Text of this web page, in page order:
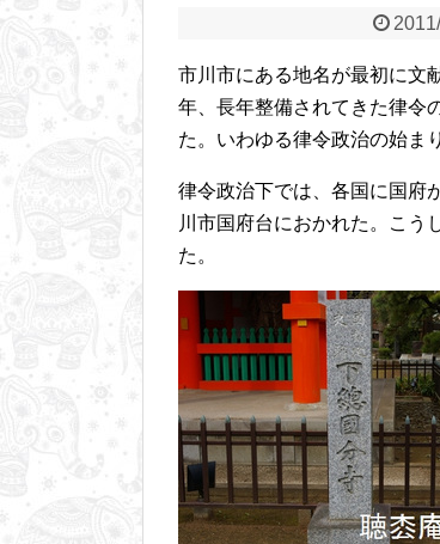
市川市にある地名が最初に文
年、長年整備されてきた律令
た。いわゆる律令政治の始ま
律令政治下では、各国に国府
川市国府台におかれた。こう
た。